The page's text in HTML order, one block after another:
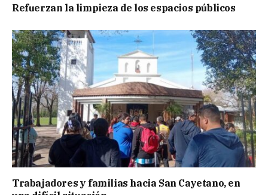
Refuerzan la limpieza de los espacios públicos
Trabajadores y familias hacia San Cayetano, en